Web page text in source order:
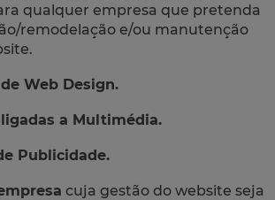
qualquer empresa que pretenda
remodelação e/ou manutenção
.
Web Design.
a Multimédia.
Publicidade.
cuja gestão do website seja